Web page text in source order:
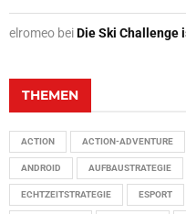
elromeo beiDie Ski Challenge
THEMEN
ACTION ACTION-ADVENTURE
ANDROID AUFBAUSTRATEGIE
ECHTZEITSTRATEGIE ESPORT